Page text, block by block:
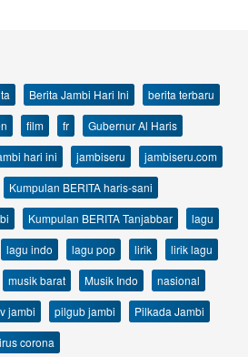
Berita Jambi Hari Ini
berita terbaru
film fr
Gubernur Al Haris
hari ini jambiseru
jambiseru.com
Kumpulan BERITA haris-sani
Kumpulan BERITA Tanjabbar
lagu
lagu indo lagu pop lirik
lirik lagu
musik barat Musik Indo
nasional
jambi pilgub jambi
Pilkada Jambi
corona